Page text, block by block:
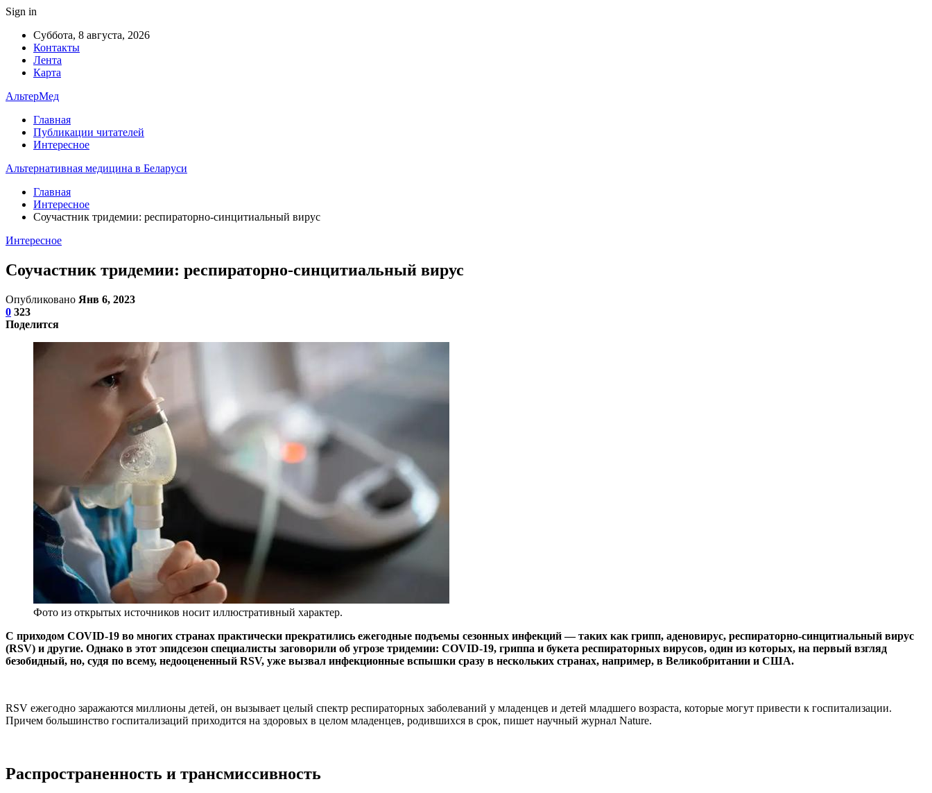
Sign in
Суббота, 8 августа, 2026
Контакты
Лента
Карта
АльтерМед
Главная
Публикации читателей
Интересное
Альтернативная медицина в Беларуси
Главная
Интересное
Соучастник тридемии: респираторно-синцитиальный вирус
Интересное
Соучастник тридемии: респираторно-синцитиальный вирус
Опубликовано Янв 6, 2023
0 323
Поделится
Фото из открытых источников носит иллюстративный характер.
С приходом COVID-19 во многих странах практически прекратились ежегодные подъемы сезонных инфекций — таких как грипп, аденовирус, респираторно-синцитиальный вирус
(RSV) и другие. Однако в этот эпидсезон специалисты заговорили об угрозе тридемии: COVID-19, гриппа и букета респираторных вирусов, один из которых, на первый взгляд
безобидный, но, судя по всему, недооцененный RSV, уже вызвал инфекционные вспышки сразу в нескольких странах, например, в Великобритании и США.
RSV ежегодно заражаются миллионы детей, он вызывает целый спектр респираторных заболеваний у младенцев и детей младшего возраста, которые могут привести к госпитализации.
Причем большинство госпитализаций приходится на здоровых в целом младенцев, родившихся в срок, пишет научный журнал Nature.
Распространенность и трансмиссивность